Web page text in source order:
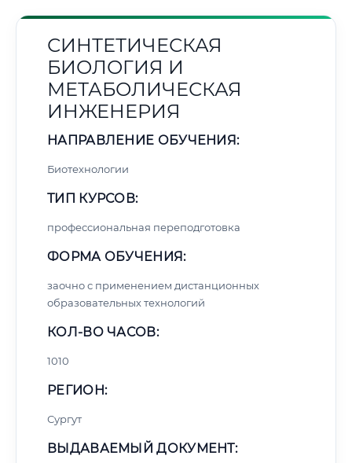
СИНТЕТИЧЕСКАЯ
БИОЛОГИЯ И
МЕТАБОЛИЧЕСКАЯ
ИНЖЕНЕРИЯ
НАПРАВЛЕНИЕ ОБУЧЕНИЯ:
Биотехнологии
ТИП КУРСОВ:
профессиональная переподготовка
ФОРМА ОБУЧЕНИЯ:
заочно с применением дистанционных
образовательных технологий
КОЛ-ВО ЧАСОВ:
1010
РЕГИОН:
Сургут
ВЫДАВАЕМЫЙ ДОКУМЕНТ: